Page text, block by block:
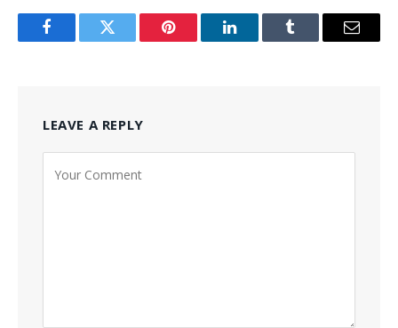
FacebookTwitter Pinterest LinkedInTumblr Email
LEAVE A REPLY